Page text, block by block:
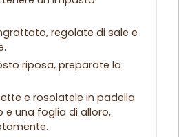
regolate di sale e
riposa, preparate la
e rosolatele in padella
e una foglia di alloro,